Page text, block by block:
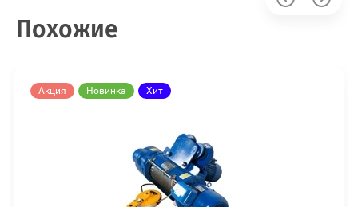
Похожие
Акция Новинка Хит